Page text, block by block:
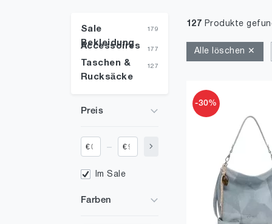
Sale
Bekleidung
179
Accessoires 177
Taschen &
Rucksäcke
127
Preis
€ €
Im Sale
Farben
127 Produkte
Alle löschen ✕
-30%